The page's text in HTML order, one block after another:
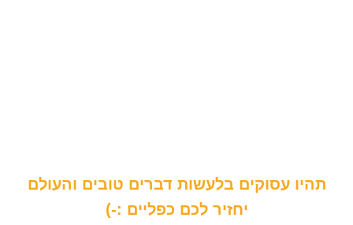
תהיו עסוקים בלעשות דברים טובים והעולם
יחזיר לכם כפליים :-)